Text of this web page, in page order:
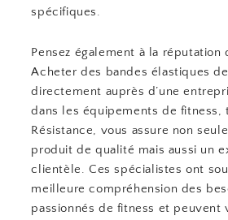
spécifiques.
Pensez également à la réputation
Acheter des bandes élastiques
directement auprès d’une
dans les équipements de fitness,
Résistance, vous assure non
produit de qualité mais aussi un
clientèle. Ces spécialistes ont
meilleure compréhension des
passionnés de fitness et peuvent